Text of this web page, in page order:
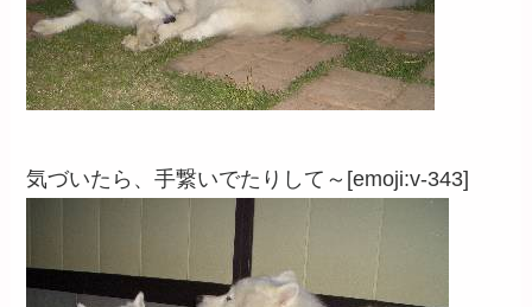
気づいたら、手繋いでたりして～[emoji:v-343]